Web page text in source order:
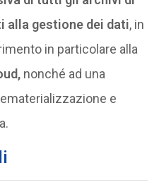
alla gestione dei dati, in
in particolare alla
nonché ad una
e